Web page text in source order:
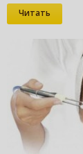
Читать